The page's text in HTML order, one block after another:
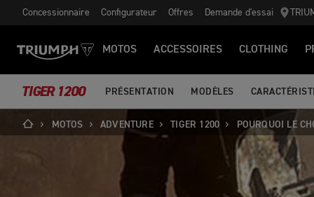
Concessionnaire Configurateur Offres Demande d'essai
MOTOS ACCESSOIRES CLOTHING
TIGER 1200 PRÉSENTATION MODÈLES
MOTOS ADVENTURE TIGER 1200 POURQUOI LE